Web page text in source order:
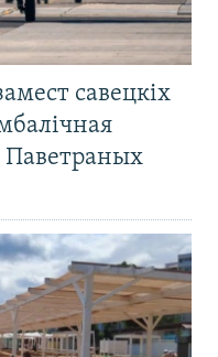
савецкіх
Паветраных